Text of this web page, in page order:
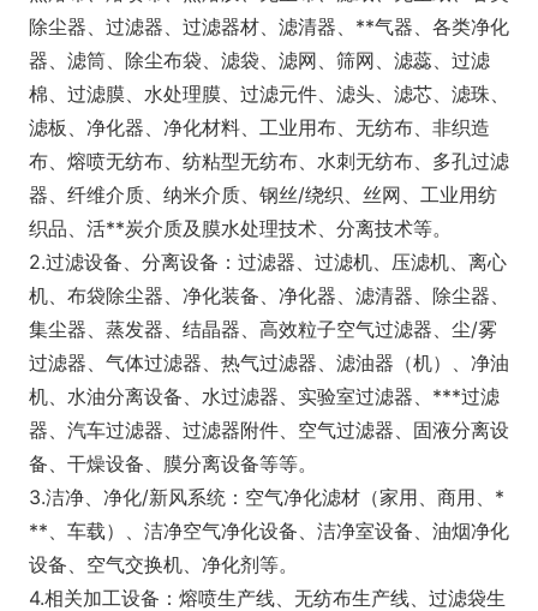
除尘器、过滤器、过滤器材、滤清器、**气器、各类净化
器、滤筒、除尘布袋、滤袋、滤网、筛网、滤蕊、过滤
棉、过滤膜、水处理膜、过滤元件、滤头、滤芯、滤珠、
滤板、净化器、净化材料、工业用布、无纺布、非织造
布、熔喷无纺布、纺粘型无纺布、水刺无纺布、多孔过滤
器、纤维介质、纳米介质、钢丝/绕织、丝网、工业用纺
织品、活**炭介质及膜水处理技术、分离技术等。
2.过滤设备、分离设备：过滤器、过滤机、压滤机、离心
机、布袋除尘器、净化装备、净化器、滤清器、除尘器、
集尘器、蒸发器、结晶器、高效粒子空气过滤器、尘/雾
过滤器、气体过滤器、热气过滤器、滤油器（机）、净油
机、水油分离设备、水过滤器、实验室过滤器、***过滤
器、汽车过滤器、过滤器附件、空气过滤器、固液分离设
备、干燥设备、膜分离设备等等。
3.洁净、净化/新风系统：空气净化滤材（家用、商用、*
**、车载）、洁净空气净化设备、洁净室设备、油烟净化
设备、空气交换机、净化剂等。
4.相关加工设备：熔喷生产线、无纺布生产线、过滤袋生